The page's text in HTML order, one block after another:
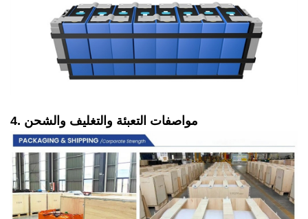
4. مواصفات التعبئة والتغليف والشحن